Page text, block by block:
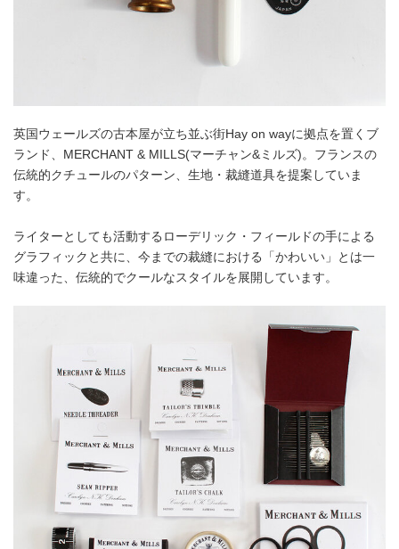
英国ウェールズの古本屋が立ち並ぶ街Hay on wayに拠点を置くブ
ランド、MERCHANT & MILLS(マーチャン&ミルズ)。フランスの
伝統的クチュールのパターン、生地・裁縫道具を提案していま
す。
ライターとしても活動するローデリック・フィールドの手による
グラフィックと共に、今までの裁縫における「かわいい」とは一
味違った、伝統的でクールなスタイルを展開しています。